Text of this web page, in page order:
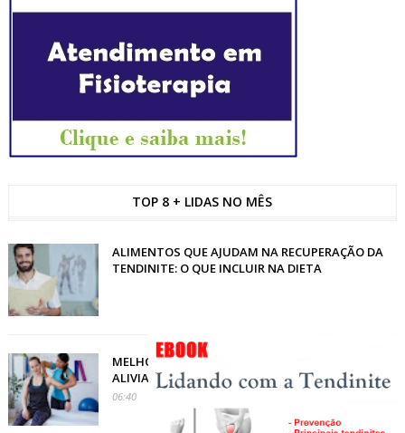
TOP 8 + LIDAS NO MÊS
ALIMENTOS QUE AJUDAM NA RECUPERAÇÃO DA
TENDINITE: O QUE INCLUIR NA DIETA
MELHORES EXERCÍCIOS DE FISIOTERAPIA PARA
ALIVIAR A TENDINITE E RECUPERAR A MOBILIDADE
06:40